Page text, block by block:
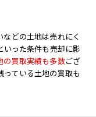
どの土地は売れにく
いった条件も売却に影
の買取実績も多数ござ
ている土地の買取も